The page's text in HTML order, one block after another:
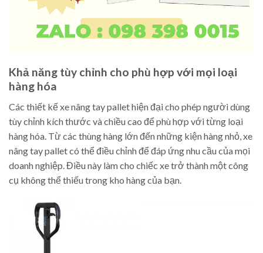
Khả năng tùy chỉnh cho phù hợp với mọi loại
hàng hóa
Các thiết kế xe nâng tay pallet hiện đại cho phép người dùng
tùy chỉnh kích thước và chiều cao để phù hợp với từng loại
hàng hóa. Từ các thùng hàng lớn đến những kiện hàng nhỏ, xe
nâng tay pallet có thể điều chỉnh để đáp ứng nhu cầu của mọi
doanh nghiệp. Điều này làm cho chiếc xe trở thành một công
cụ không thể thiếu trong kho hàng của bạn.